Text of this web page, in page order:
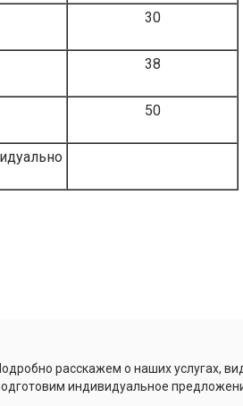
30
38
50
расскажем о наших услугах,
индивидуальное